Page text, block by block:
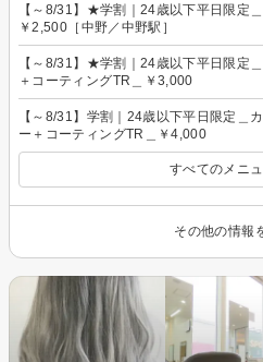
【～8/31】★学割｜24歳以下平日限定＿
￥2,500［中野／中野駅］
【～8/31】★学割｜24歳以下平日限定
＋コーティングTR＿￥3,000
【～8/31】学割｜24歳以下平日限定＿
ー＋コーティングTR＿￥4,000
すべてのメニ
その他の情報